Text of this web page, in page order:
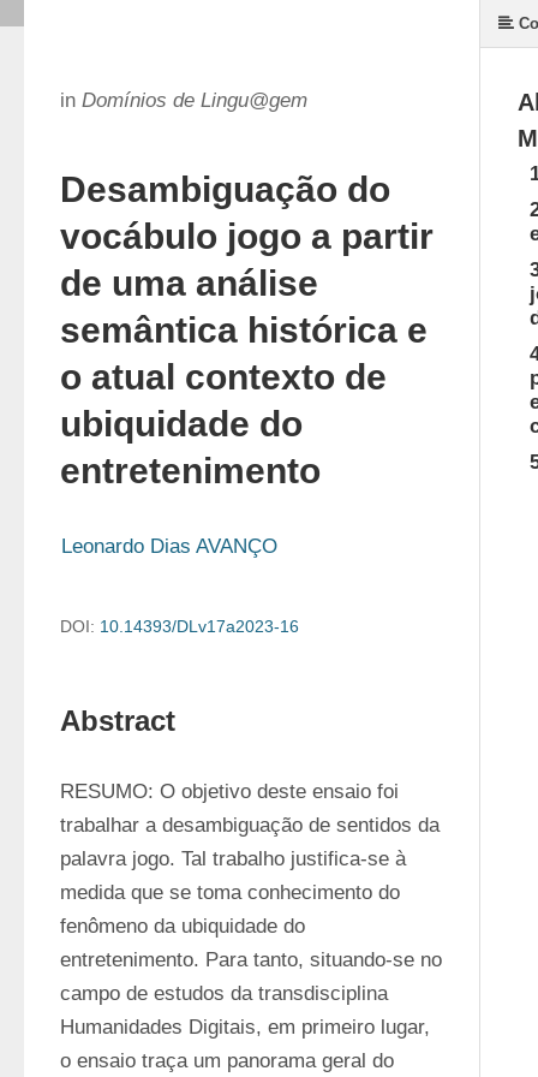
in Domínios de Lingu@gem
Desambiguação do
vocábulo jogo a partir
de uma análise
semântica histórica e
o atual contexto de
ubiquidade do
entretenimento
Leonardo Dias AVANÇO
DOI: 10.14393/DLv17a2023-16
Abstract
RESUMO: O objetivo deste ensaio foi
trabalhar a desambiguação de sentidos da
palavra jogo. Tal trabalho justifica-se à
medida que se toma conhecimento do
fenômeno da ubiquidade do
entretenimento. Para tanto, situando-se no
campo de estudos da transdisciplina
Humanidades Digitais, em primeiro lugar,
o ensaio traça um panorama geral do